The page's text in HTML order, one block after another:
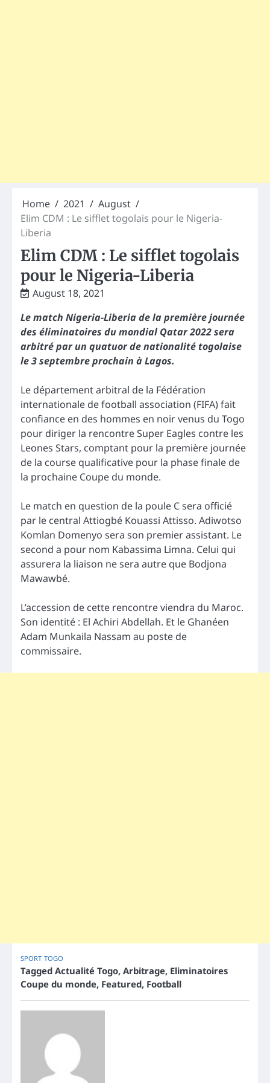
Home 2021
August
Elim CDM : Le sifflet togolais pour le Nigeria-
Liberia
Elim CDM : Le sifflet togolais
pour le Nigeria-Liberia
August 18, 2021
Le match Nigeria-Liberia de la première journée
des éliminatoires du mondial Qatar 2022 sera
arbitré par un quatuor de nationalité togolaise
le 3 septembre prochain à Lagos.
Le département arbitral de la Fédération
internationale de football association (FIFA) fait
confiance en des hommes en noir venus du Togo
pour diriger la rencontre Super Eagles contre les
Leones Stars, comptant pour la première journée
de la course qualificative pour la phase finale de
la prochaine Coupe du monde.
Le match en question de la poule C sera officié
par le central Attiogbé Kouassi Attisso. Adiwotso
Komlan Domenyo sera son premier assistant. Le
second a pour nom Kabassima Limna. Celui qui
assurera la liaison ne sera autre que Bodjona
Mawawbé.
L’accession de cette rencontre viendra du Maroc.
Son identité : El Achiri Abdellah. Et le Ghanéen
Adam Munkaila Nassam au poste de
commissaire.
SPORT TOGO
Tagged Actualité Togo, Arbitrage, Eliminatoires
Coupe du monde, Featured, Football